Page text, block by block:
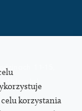
11-15,
korzystania